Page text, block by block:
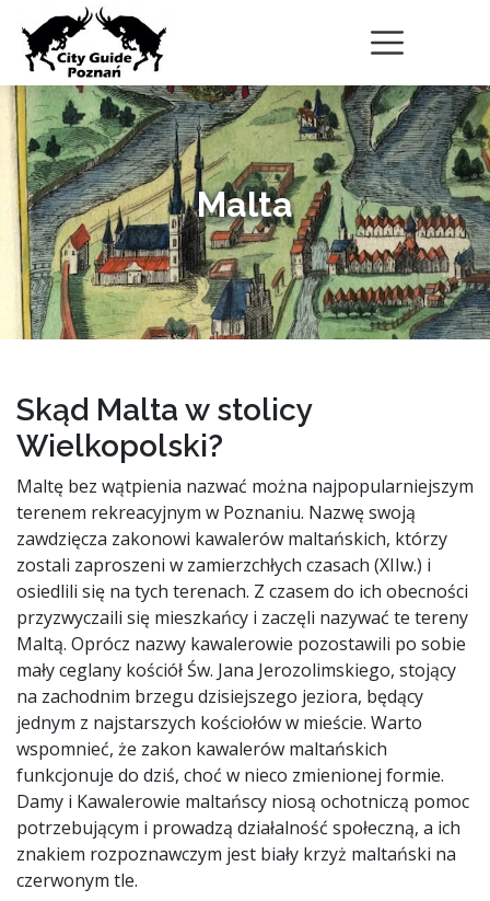
Malta
Skąd Malta w stolicy
Wielkopolski?
Maltę bez wątpienia nazwać można najpopularniejszym
terenem rekreacyjnym w Poznaniu. Nazwę swoją
zawdzięcza zakonowi kawalerów maltańskich, którzy
zostali zaproszeni w zamierzchłych czasach (XIIw.) i
osiedlili się na tych terenach. Z czasem do ich obecności
przyzwyczaili się mieszkańcy i zaczęli nazywać te tereny
Maltą. Oprócz nazwy kawalerowie pozostawili po sobie
mały ceglany kościół Św. Jana Jerozolimskiego, stojący
na zachodnim brzegu dzisiejszego jeziora, będący
jednym z najstarszych kościołów w mieście. Warto
wspomnieć, że zakon kawalerów maltańskich
funkcjonuje do dziś, choć w nieco zmienionej formie.
Damy i Kawalerowie maltańscy niosą ochotniczą pomoc
potrzebującym i prowadzą działalność społeczną, a ich
znakiem rozpoznawczym jest biały krzyż maltański na
czerwonym tle.